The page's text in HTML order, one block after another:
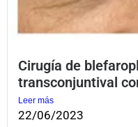
Cirugía de
transconjuntival
Leer más
22/06/2023